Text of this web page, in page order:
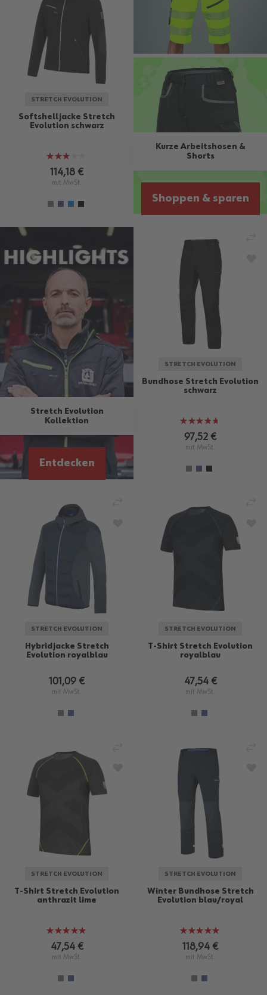
STRETCH EVOLUTION
Softshelljacke Stretch
Evolution schwarz
Bewertung:
60%
114,18 €
mit MwSt.
Kurze Arbeitshosen &
Shorts
Shoppen & sparen
Stretch Evolution
Kollektion
Entdecken
STRETCH EVOLUTION
Bundhose Stretch Evolution
schwarz
Bewertung:
92%
97,52 €
mit MwSt.
STRETCH EVOLUTION
Hybridjacke Stretch
Evolution royalblau
101,09 €
mit MwSt.
ZUR WUNSCHLISTE HINZUFÜGEN
STRETCH EVOLUTION
T-Shirt Stretch Evolution
royalblau
47,54 €
mit MwSt.
STRETCH EVOLUTION
T-Shirt Stretch Evolution
anthrazit lime
Bewertung:
100%
47,54 €
mit MwSt.
ZUR WUNSCHLISTE HINZUFÜGEN
STRETCH EVOLUTION
Winter Bundhose Stretch
Evolution blau/royal
Bewertung:
100%
118,94 €
mit MwSt.